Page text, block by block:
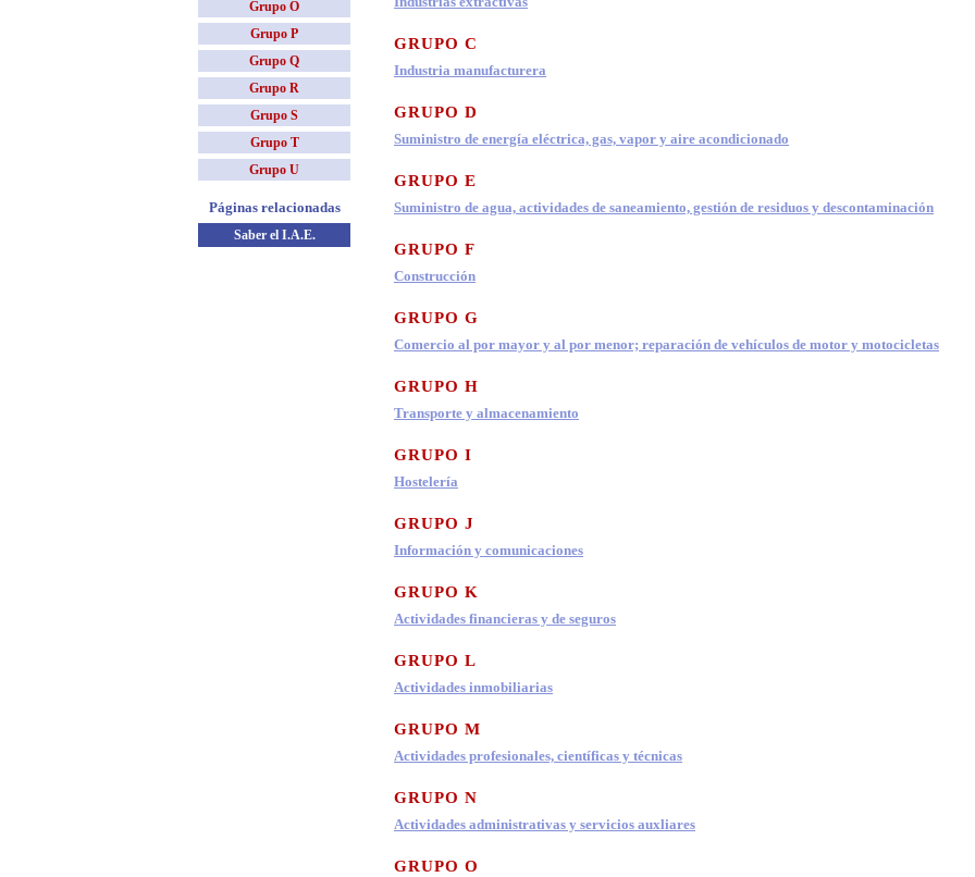
GRUPO C
Industria manufacturera
GRUPO D
Suministro de energía eléctrica, gas, vapor y aire acondicionado
GRUPO E
Suministro de agua, actividades de saneamiento, gestión de residuos y descontaminación
GRUPO F
Construcción
GRUPO G
Comercio al por mayor y al por menor; reparación de vehículos de motor y motocicletas
GRUPO H
Transporte y almacenamiento
GRUPO I
Hostelería
GRUPO J
Información y comunicaciones
GRUPO K
Actividades financieras y de seguros
GRUPO L
Actividades inmobiliarias
GRUPO M
Actividades profesionales, científicas y técnicas
GRUPO N
Actividades administrativas y servicios auxliares
GRUPO O
Grupo O
Grupo P
Grupo Q
Grupo R
Grupo S
Grupo T
Grupo U
Páginas relacionadas
Saber el I.A.E.